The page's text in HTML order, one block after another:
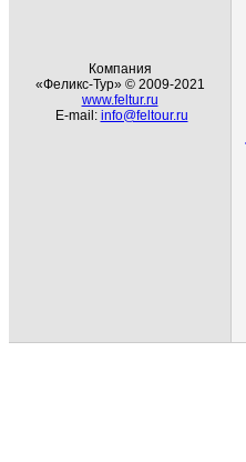
Компания
«Феликс-Тур» © 2009-2021
www.feltur.ru
E-mail: info@feltour.ru